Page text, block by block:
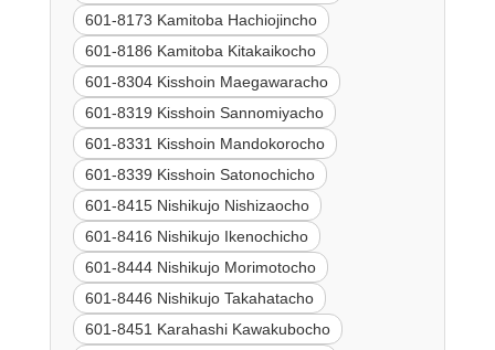
601-8173 Kamitoba Hachiojincho
601-8186 Kamitoba Kitakaikocho
601-8304 Kisshoin Maegawaracho
601-8319 Kisshoin Sannomiyacho
601-8331 Kisshoin Mandokorocho
601-8339 Kisshoin Satonochicho
601-8415 Nishikujo Nishizaocho
601-8416 Nishikujo Ikenochicho
601-8444 Nishikujo Morimotocho
601-8446 Nishikujo Takahatacho
601-8451 Karahashi Kawakubocho